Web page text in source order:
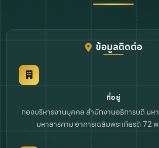
ข้อมูลติดต่อ
ที่อยู่
กองบริหารงานบุคคล สำนักงานอธิการบดีมห
มหาสารคามอาคารเฉลิมพระเกียรติ 72